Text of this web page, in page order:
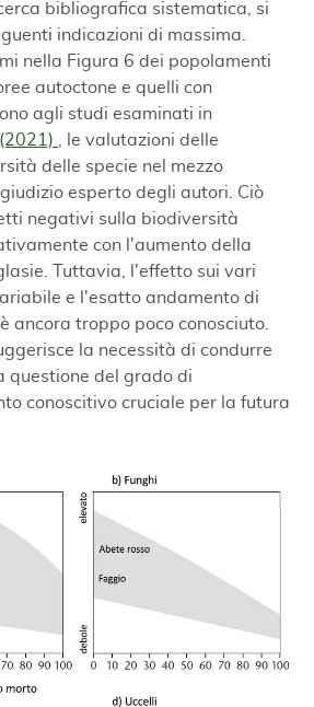
bibliografica sistematica, si
indicazioni di massima.
nella Figura 6 dei popolamenti
autoctone e quelli con
agli studi esaminati in
, le valutazioni delle
delle specie nel mezzo
esperto degli autori. Ciò
negativi sulla biodiversità
con l'aumento della
Tuttavia, l'effetto sui vari
e l'esatto andamento di
ancora troppo poco conosciuto.
la necessità di condurre
questione del grado di
conoscitivo cruciale per la futura